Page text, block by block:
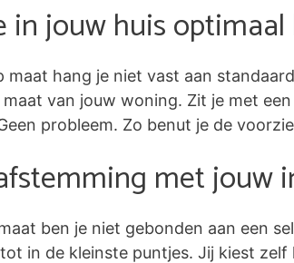
in jouw huis
maat hang je niet vast aan
van jouw woning. Zit je met
probleem. Zo benut je de
met jouw
ben je niet gebonden aan een
in de kleinste puntjes. Jij kiest